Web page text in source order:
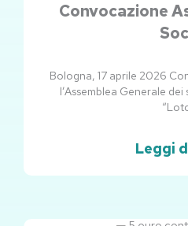
Convocazione
Bologna, 17 aprile 2026
l’Assemblea Generale
Leggi